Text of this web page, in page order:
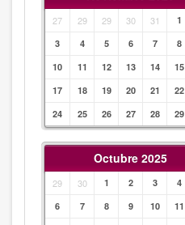
27 29 29 30 31 1
3
4 5 6 7 8
10
11 12 13 14 15
17
18 19 20 21 22
24
25 26 27 28 29
Octubre 2025
29 30 1 2 3 4
6
7 8 9 10 11